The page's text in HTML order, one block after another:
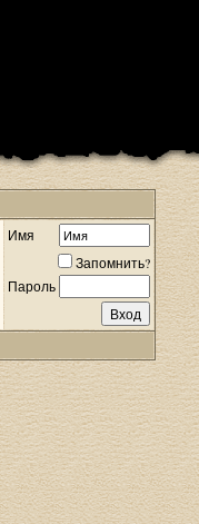
Имя
Запомнить?
Пароль